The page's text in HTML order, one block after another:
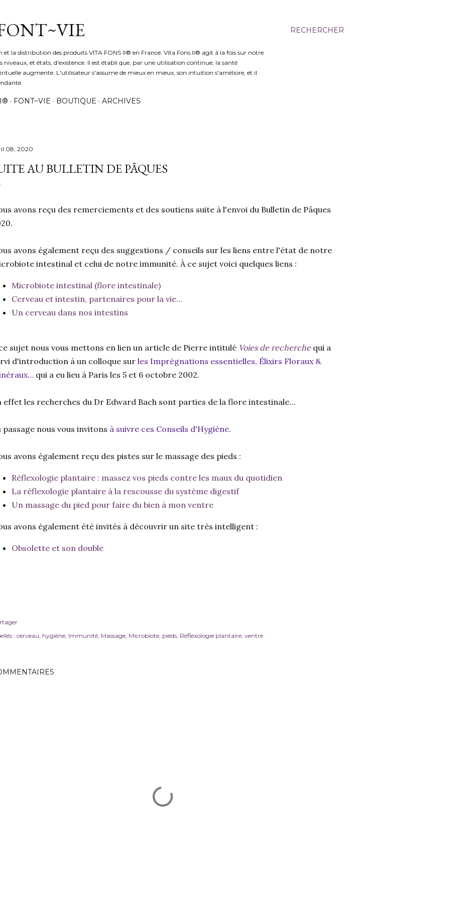
RECHERCHER
la distribution des produits VITA FONS II® en France. Vita Fons II® agit à la fois sur notre
niveaux, et états, d'existence. Il est établi que, par une utilisation continue, la santé
augmente. L'utilisateur s'assume de mieux en mieux, son intuition s'améliore, et il
FONT~VIE BOUTIQUE ARCHIVES
08, 2020
AU BULLETIN DE PÂQUES
avons reçu des remerciements et des soutiens suite à l'envoi du Bulletin de Pâques
avons également reçu des suggestions / conseils sur les liens entre l'état de notre
intestinal et celui de notre immunité. À ce sujet voici quelques liens :
Microbiote intestinal (flore intestinale)
Cerveau et intestin, partenaires pour la vie…
Un cerveau dans nos intestins
sujet nous vous mettons en lien un article de Pierre intitulé Voies de recherchequi a
d'introduction à un colloque surles Imprégnations essentielles, Élixirs Floraux &
qui a eu lieu à Paris les 5 et 6 octobre 2002.
effet les recherches du Dr Edward Bach sont parties de la flore intestinale…
passage nous vous invitons à suivre ces Conseils d'Hygiène.
avons également reçu des pistes sur le massage des pieds :
Réflexologie plantaire : massez vos pieds contre les maux du quotidien
La réflexologie plantaire à la rescousse du système digestif
Un massage du pied pour faire du bien à mon ventre
avons également été invités à découvrir un site très intelligent :
Obsolette et son double
: cerveau hygiène Immunité Massage Microbiote pieds Réflexologie plantaire ventre